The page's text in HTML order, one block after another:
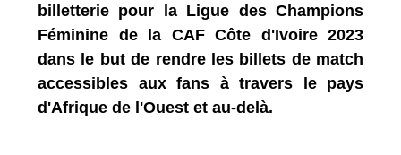
billetterie pour la Ligue des Champions
Féminine de la CAF Côte d'Ivoire 2023
dans le but de rendre les billets de match
accessibles aux fans à travers le pays
d'Afrique de l'Ouest et au-delà.